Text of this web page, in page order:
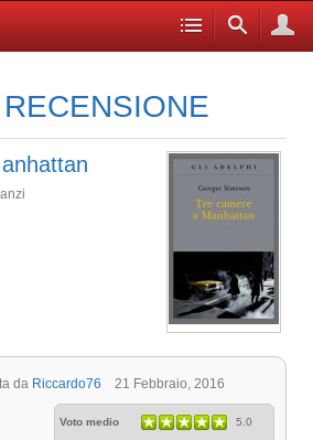
da Riccardo76 21 Febbraio, 2016
Voto medio 5.0